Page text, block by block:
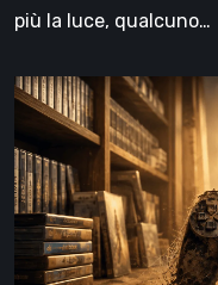
più la luce, qualcuno…
Il
futuro
del
formato
fisico